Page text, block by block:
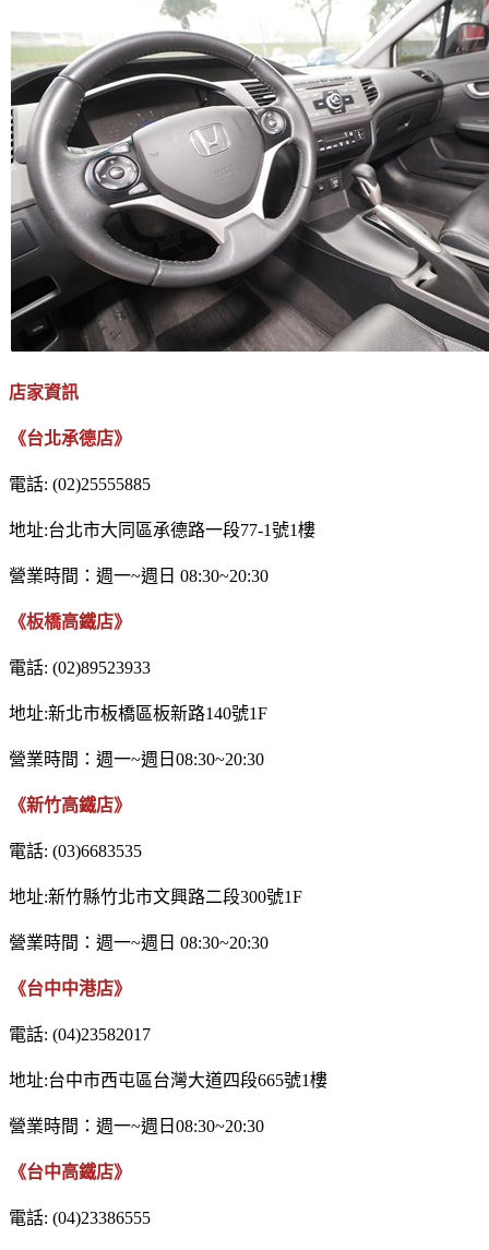
店家資訊
《台北承德店》
電話: (02)25555885
地址:台北市大同區承德路一段77-1號1樓
營業時間：週一~週日 08:30~20:30
《板橋高鐵店》
電話: (02)89523933
地址:新北市板橋區板新路140號1F
營業時間：週一~週日08:30~20:30
《新竹高鐵店》
電話: (03)6683535
地址:新竹縣竹北市文興路二段300號1F
營業時間：週一~週日 08:30~20:30
《台中中港店》
電話: (04)23582017
地址:台中市西屯區台灣大道四段665號1樓
營業時間：週一~週日08:30~20:30
《台中高鐵店》
電話: (04)23386555